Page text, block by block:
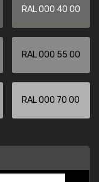
RAL 000 40 00
RAL 000 55 00
RAL 000 70 00